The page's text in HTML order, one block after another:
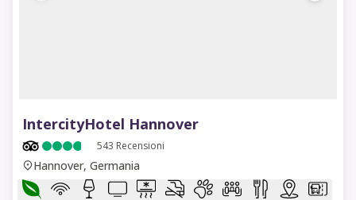
IntercityHotel Hannover
543 Recensioni
Hannover, Germania